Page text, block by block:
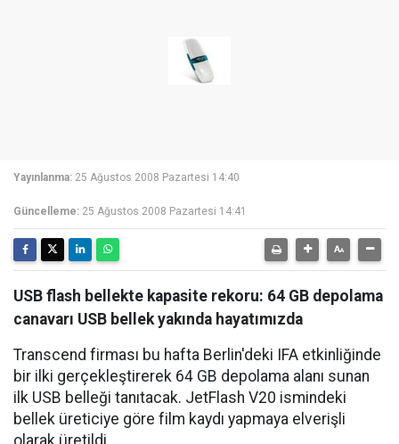
Yayınlanma: 25 Ağustos 2008 Pazartesi 14:40
Güncelleme: 25 Ağustos 2008 Pazartesi 14:41
USB flash bellekte kapasite rekoru: 64 GB depolama
canavarı USB bellek yakında hayatımızda
Transcend firması bu hafta Berlin'deki IFA etkinliğinde
bir ilki gerçekleştirerek 64 GB depolama alanı sunan
ilk USB belleği tanıtacak. JetFlash V20 ismindeki
bellek üreticiye göre film kaydı yapmaya elverişli
olarak üretildi.